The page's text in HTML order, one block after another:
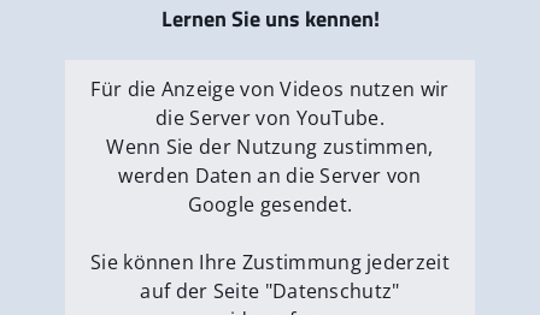
Lernen Sie uns kennen!
Für die Anzeige von Videos nutzen wir
die Server von YouTube.
Wenn Sie der Nutzung zustimmen,
werden Daten an die Server von
Google gesendet.
Sie können Ihre Zustimmung jederzeit
auf der Seite "Datenschutz"